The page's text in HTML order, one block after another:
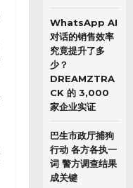
WhatsApp AI
对话的销售效率
究竟提升了多
少？
DREAMZTRA
CK 的 3,000
家企业实证
巴生市政厅捕狗
行动 各方各执一
词 警方调查结果
成关键